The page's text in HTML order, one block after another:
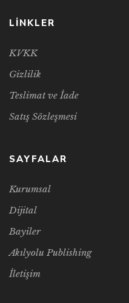
LİNKLER
KVKK
Gizlilik
Teslimat ve İade
Satış Sözleşmesi
SAYFALAR
Kurumsal
Dijital
Bayiler
Akılyolu Publishing
İletişim